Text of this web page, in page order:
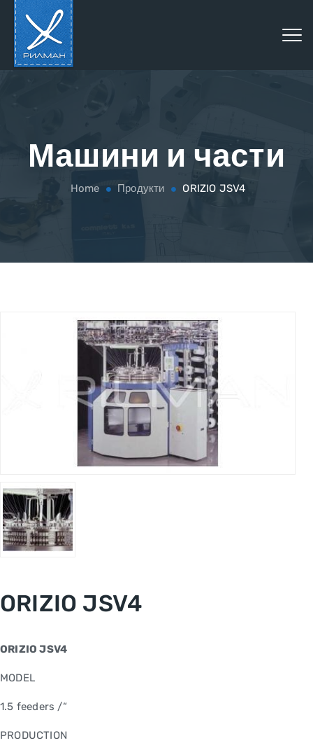
Машини и части
Home Продукти ORIZIO JSV4
ORIZIO JSV4
ORIZIO JSV4
MODEL
1.5 feeders /“
PRODUCTION